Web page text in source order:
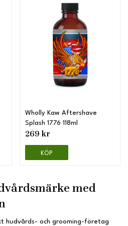
Wholly Kaw Aftershave
Splash 1776 118ml
269 kr
KÖP
med
hudvårds- och grooming-företag